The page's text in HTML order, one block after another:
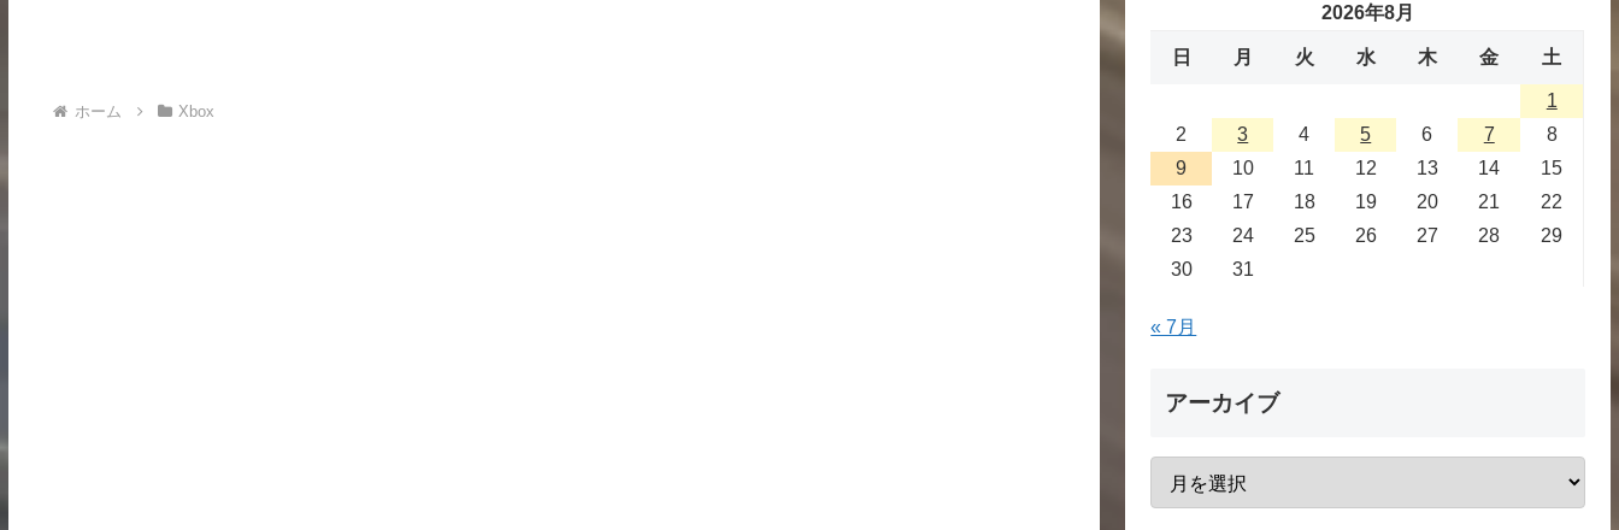
ホーム Xbox
2026年8月
日 月 火 水 木 金 土
1
2
3 4 5 6 7
8
9
10 11 12 13 14
15
16
17 18 19 20 21
22
23
24 25 26 27 28
29
30
31
« 7月
アーカイブ